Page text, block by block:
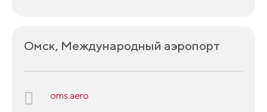
Омск, Международный аэропорт
oms.aero